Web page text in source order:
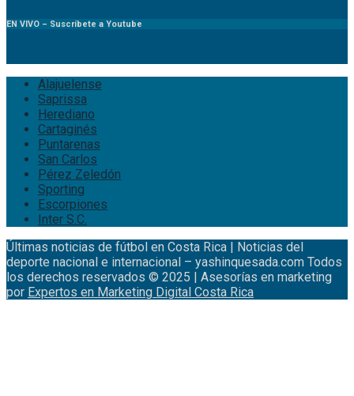
EN VIVO – Suscríbete a Youtube
Alajuelense
Saprissa
Herediano
Cartaginés
Puntarenas
San Carlos
Pérez Zeledón
Sporting
Escorpiones
Inter S.C.
Últimas noticias de fútbol en Costa Rica | Noticias del
deporte nacional e internacional – yashinquesada.com Todos
los derechos reservados © 2025 | Asesorías en marketing
por Expertos en Marketing Digital Costa Rica